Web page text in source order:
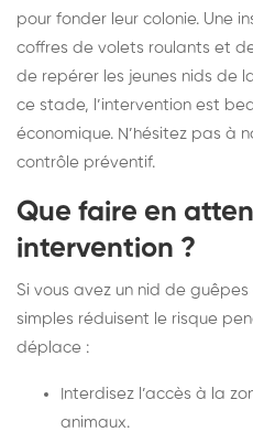
pour fonder leur colonie. Une
coffres de volets roulants et
de repérer les jeunes nids de
ce stade, l’intervention est
économique. N’hésitez pas à
contrôle préventif.
Que faire en
intervention ?
Si vous avez un nid de
simples réduisent le risque
déplace :
Interdisez l’accès à la
animaux.